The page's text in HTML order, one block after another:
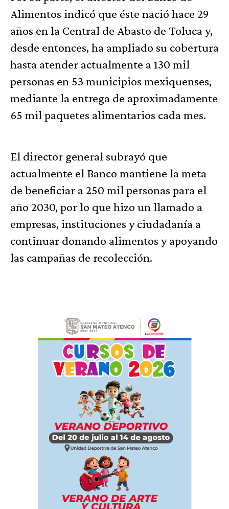
Alimentos indicó que éste nació hace 29
años en la Central de Abasto de Toluca y,
desde entonces, ha ampliado su cobertura
hasta atender actualmente a 130 mil
personas en 53 municipios mexiquenses,
mediante la entrega de aproximadamente
65 mil paquetes alimentarios cada mes.
El director general subrayó que
actualmente el Banco mantiene la meta
de beneficiar a 250 mil personas para el
año 2030, por lo que hizo un llamado a
empresas, instituciones y ciudadanía a
continuar donando alimentos y apoyando
las campañas de recolección.